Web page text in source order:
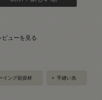
ビューを見る
イング副資材 > 手縫い糸